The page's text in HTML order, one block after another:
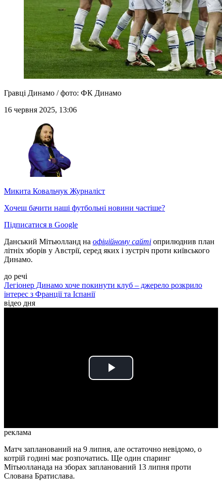
Гравці Динамо / фото: ФК Динамо
16 червня 2025, 13:06
Микита Ковальчук Журналіст
Хочеш бачити наші футбольні новини частіше?
Підписатися в Google
Данський Мітьюлланд на офіційному сайті оприлюднив план
літніх зборів у Австрії, серед яких і зустріч проти київського
Динамо.
до речі
Легіонер Динамо хоче покинути клуб – джерело розкрило
інтерес з Франції та Іспанії
відео дня
Play
реклама
Матч запланований на 9 липня, але остаточно невідомо, о
котрій годині має розпочатись. Ще один спаринг
Мітьюлланада на зборах запланований 13 липня проти
Слована Братислава.